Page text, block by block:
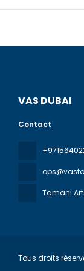
VAS DUBAI
Contact
Tamani
Tous droits